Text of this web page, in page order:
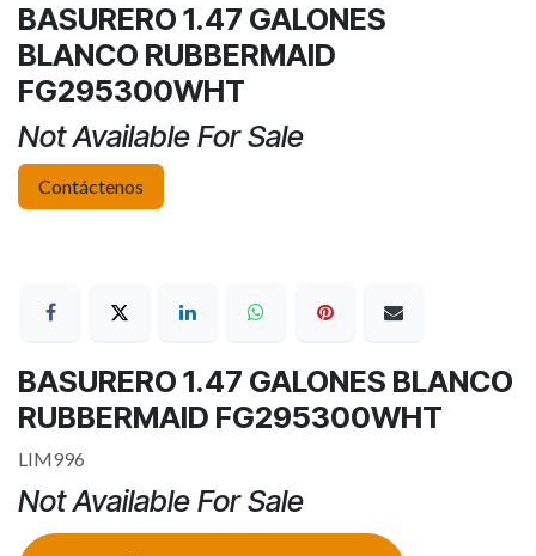
BASURERO 1.47 GALONES
BLANCO RUBBERMAID
FG295300WHT
Not Available For Sale
Contáctenos
BASURERO 1.47 GALONES BLANCO
RUBBERMAID FG295300WHT
LIM996
Not Available For Sale